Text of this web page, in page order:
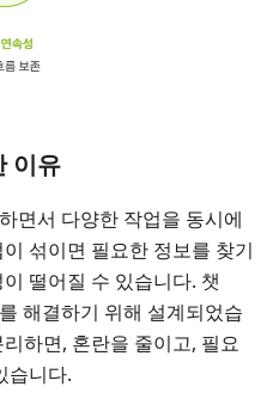
이유
면서 다양한 작업을 동시에
섞이면 필요한 정보를 찾기
떨어질 수 있습니다. 챗
해결하기 위해 설계되었습
하면, 혼란을 줄이고, 필요
습니다.